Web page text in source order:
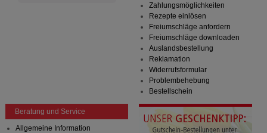
Zahlungsmöglichkeiten
Rezepte einlösen
Freiumschläge anfordern
Freiumschläge downloaden
Auslandsbestellung
Reklamation
Widerrufsformular
Problembehebung
Bestellschein
Beratung und Service
Allgemeine Information